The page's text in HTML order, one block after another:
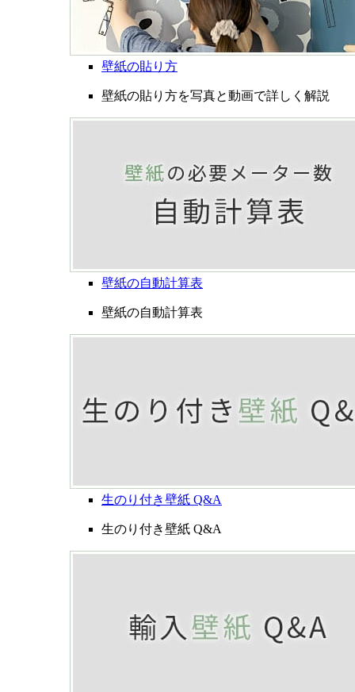
壁紙の貼り方
壁紙の貼り方を写真と動画で詳しく解説
壁紙の自動計算表
壁紙の自動計算表
生のり付き壁紙 Q&A
生のり付き壁紙 Q&A